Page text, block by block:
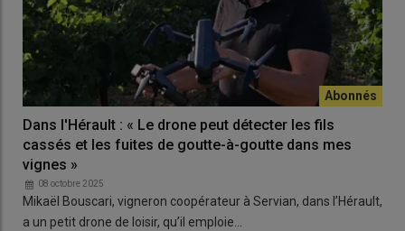
Dans l'Hérault : « Le drone peut détecter les fils
cassés et les fuites de goutte-à-goutte dans mes
vignes »
08 octobre 2025
Mikaël Bouscari, vigneron coopérateur à Servian, dans l’Hérault,
a un petit drone de loisir, qu’il emploie…